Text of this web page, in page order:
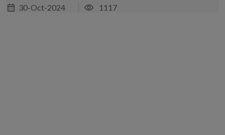
30-Oct-2024 1117